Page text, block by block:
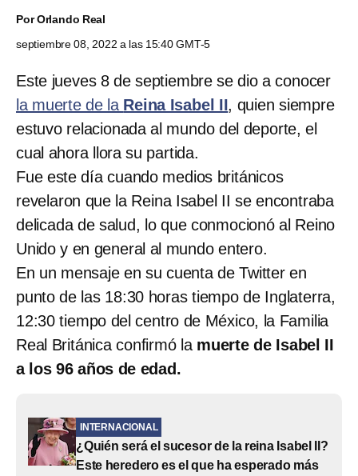
PorOrlando Real
septiembre 08, 2022 a las 15:40 GMT-5
Este jueves 8 de septiembre se dio a conocer
la muerte de la Reina Isabel II, quien siempre
estuvo relacionada al mundo del deporte, el
cual ahora llora su partida.
Fue este día cuando medios británicos
revelaron que la Reina Isabel II se encontraba
delicada de salud, lo que conmocionó al Reino
Unido y en general al mundo entero.
En un mensaje en su cuenta de Twitter en
punto de las 18:30 horas tiempo de Inglaterra,
12:30 tiempo del centro de México, la Familia
Real Británica confirmó la muerte de Isabel II
a los 96 años de edad.
INTERNACIONAL
¿Quién será el sucesor de la reina Isabel II?
Este heredero es el que ha esperado más